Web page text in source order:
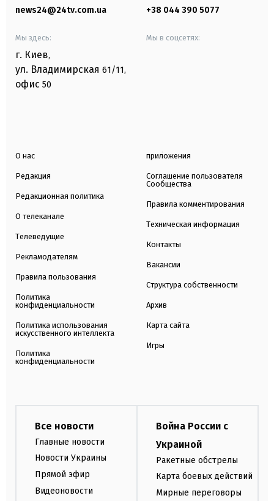
news24@24tv.com.ua +38 044 390 5077
Мы здесь:
г. Киев,
ул. Владимирская 61/11,
офис 50
Мы в соцсетях:
О нас
Редакция
Редакционная политика
О телеканале
Телеведущие
Рекламодателям
Правила пользования
Политика
конфиденциальности
Политика использования
искусственного интеллекта
Политика
конфиденциальности
приложения
Соглашение пользователя
Сообщества
Правила комментирования
Техническая информация
Контакты
Вакансии
Структура собственности
Архив
Карта сайта
Игры
Все новости
Главные новости
Новости Украины
Прямой эфир
Видеоновости
Война России с
Украиной
Ракетные обстрелы
Карта боевых действий
Мирные переговоры